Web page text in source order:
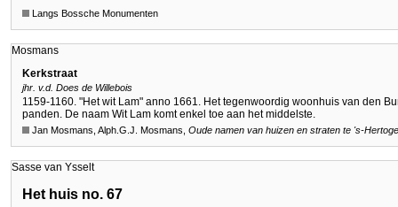
Langs Bossche Monumenten
Mosmans
Kerkstraat
jhr. v.d. Does de Willebois
1159-1160. "Het wit Lam" anno 1661. Het tegenwoordig woonhuis van den
panden. De naam Wit Lam komt enkel toe aan het middelste.
Jan Mosmans, Alph.G.J. Mosmans, Oude namen van huizen en straten te 's-
Sasse van Ysselt
Het huis no. 67